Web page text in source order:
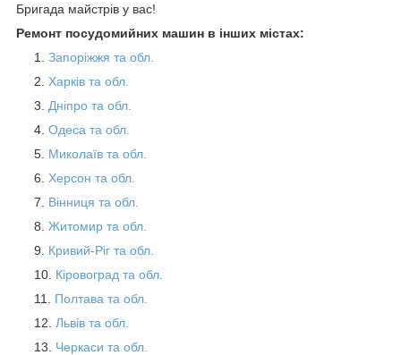
Бригада майстрів у вас!
Ремонт посудомийних машин в інших містах:
Запоріжжя та обл.
Харків та обл.
Дніпро та обл.
Одеса та обл.
Миколаїв та обл.
Херсон та обл.
Вінниця та обл.
Житомир та обл.
Кривий-Ріг та обл.
Кіровоград та обл.
Полтава та обл.
Львів та обл.
Черкаси та обл.